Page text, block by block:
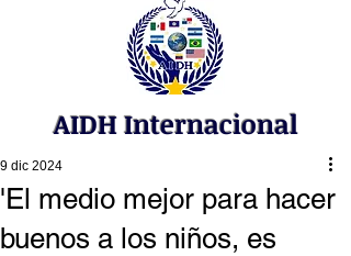
AIDH Internacional
'El medio mejor para hacer
buenos a los niños, es
9 dic 2024